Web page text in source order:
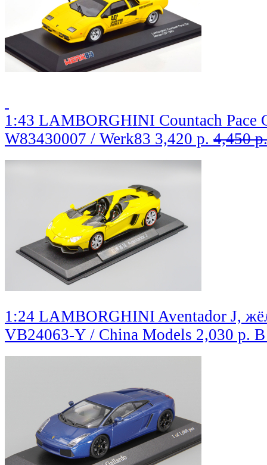
1:43 LAMBORGHINI Countach Pace
W83430007 / Werk83 3,420 р. 4,450 р.
1:24 LAMBORGHINI Aventador J,
VB24063-Y / China Models 2,030 р. В